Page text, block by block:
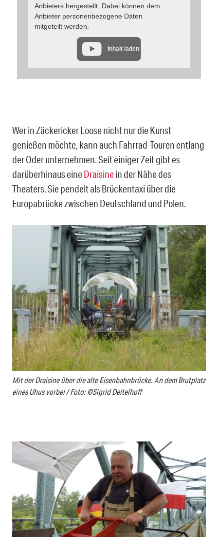
Anbieters hergestellt. Dabei können dem
Anbieter personenbezogene Daten
mitgeteilt werden.
Inhalt laden
Wer in Zäckericker Loose nicht nur die Kunst
genießen möchte, kann auch Fahrrad-Touren entlang
der Oder unternehmen. Seit einiger Zeit gibt es
darüberhinaus eineDraisinein der Nähe des
Theaters. Sie pendelt als Brückentaxi über die
Europabrücke zwischen Deutschland und Polen.
Mit der Draisine über die alte Eisenbahnbrücke. An dem Brutplatz
eines Uhus vorbei / Foto: ©Sigrid Deitelhoff